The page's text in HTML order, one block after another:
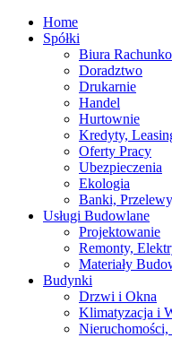
Home
Spółki
Biura
Doradztwo
Drukarnie
Handel
Hurtownie
Kredyty,
Oferty Pracy
Ubezpieczenia
Ekologia
Banki,
Usługi Budowlane
Projektowanie
Remonty,
Materiały
Budynki
Drzwi i Okna
Klimatyzacja i
Nieruchomości,